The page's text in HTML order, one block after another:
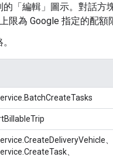
「編輯」 圖示。對話方
限為 Google 指定的配額
、
、